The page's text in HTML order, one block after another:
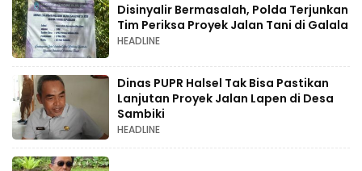
Disinyalir Bermasalah, Polda Terjunkan
Tim Periksa Proyek Jalan Tani di Galala
HEADLINE
Dinas PUPR Halsel Tak Bisa Pastikan
Lanjutan Proyek Jalan Lapen di Desa
Sambiki
HEADLINE